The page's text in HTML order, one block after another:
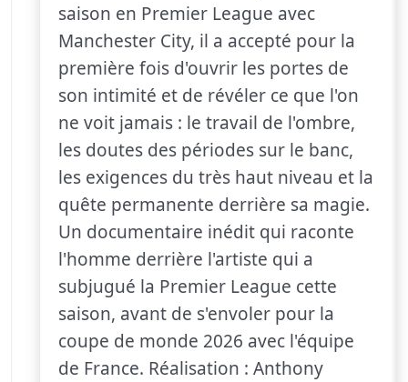
saison en Premier League avec
Manchester City, il a accepté pour la
première fois d'ouvrir les portes de
son intimité et de révéler ce que l'on
ne voit jamais : le travail de l'ombre,
les doutes des périodes sur le banc,
les exigences du très haut niveau et la
quête permanente derrière sa magie.
Un documentaire inédit qui raconte
l'homme derrière l'artiste qui a
subjugué la Premier League cette
saison, avant de s'envoler pour la
coupe de monde 2026 avec l'équipe
de France. Réalisation : Anthony